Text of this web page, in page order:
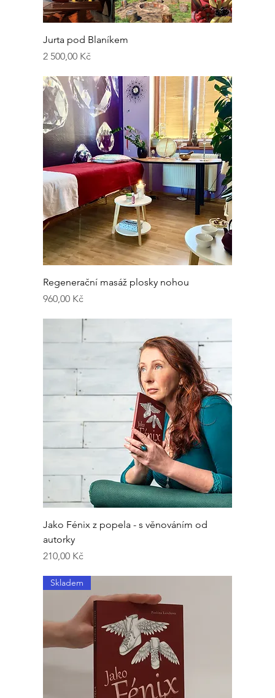
Jurta pod Blaníkem
Cena
2 500,00 Kč
Regenerační masáž plosky nohou
Cena
960,00 Kč
Jako Fénix z popela - s věnováním od
autorky
Cena
210,00 Kč
Skladem